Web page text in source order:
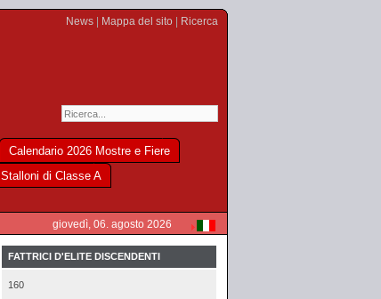
News Mappa del sito Ricerca
Calendario 2026 Mostre e Fiere
Stalloni di Classe A
giovedì, 06. agosto 2026
FATTRICI D'ELITE DISCENDENTI
160